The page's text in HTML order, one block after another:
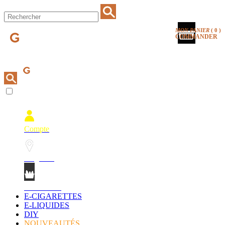
MON PANIER ( 0 )
COMMANDER
Compte
E-CIGARETTES
E-LIQUIDES
DIY
NOUVEAUTÉS